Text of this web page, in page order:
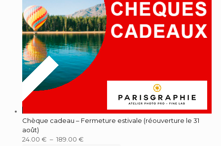
Chèque cadeau – Fermeture estivale (réouverture le 31
août)
24.00 € – 189.00 €